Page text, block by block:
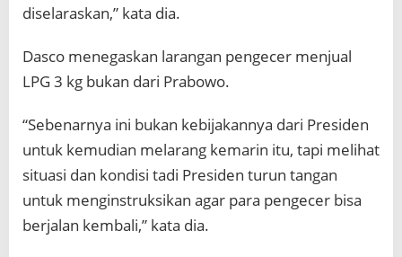
diselaraskan,” kata dia.
Dasco menegaskan larangan pengecer menjual
LPG 3 kg bukan dari Prabowo.
“Sebenarnya ini bukan kebijakannya dari Presiden
untuk kemudian melarang kemarin itu, tapi melihat
situasi dan kondisi tadi Presiden turun tangan
untuk menginstruksikan agar para pengecer bisa
berjalan kembali,” kata dia.